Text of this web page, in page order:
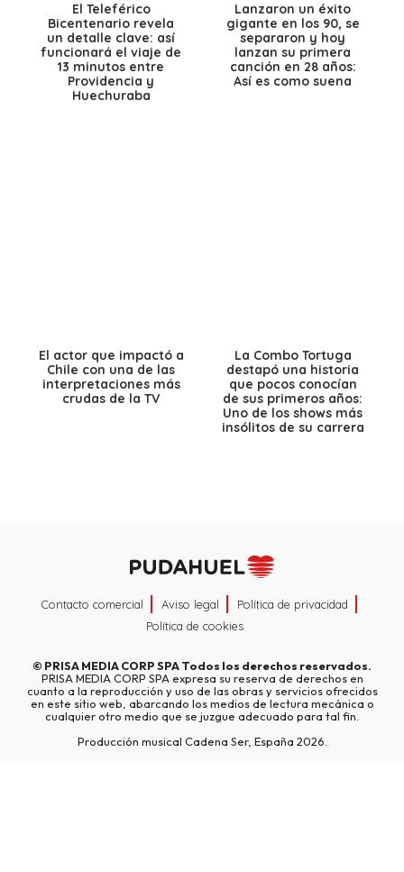
El Teleférico
Bicentenario revela
un detalle clave: así
funcionará el viaje de
13 minutos entre
Providencia y
Huechuraba
Lanzaron un éxito
gigante en los 90, se
separaron y hoy
lanzan su primera
canción en 28 años:
Así es como suena
El actor que impactó a
Chile con una de las
interpretaciones más
crudas de la TV
La Combo Tortuga
destapó una historia
que pocos conocían
de sus primeros años:
Uno de los shows más
insólitos de su carrera
Contacto comercial Aviso legal
Política de privacidad
Política de cookies
© PRISA MEDIA CORP SPATodos los derechos reservados.
PRISA MEDIA CORP SPA expresa su reserva de derechos en
cuanto a la reproducción y uso de las obras y servicios ofrecidos
en este sitio web, abarcando los medios de lectura mecánica o
cualquier otro medio que se juzgue adecuado para tal fin.
Producción musical Cadena Ser, España 2026.